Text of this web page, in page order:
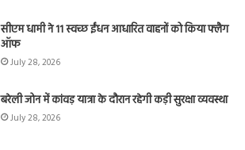
सीएम धामी ने 11 स्वच्छ ईंधन आधारित वाहनों को किया फ्लैग
ऑफ
July 28, 2026
बरेली जोन में कांवड़ यात्रा के दौरान रहेगी कड़ी सुरक्षा व्यवस्था
July 28, 2026